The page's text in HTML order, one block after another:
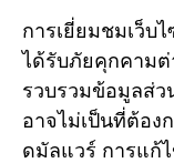
การเยี่ยมชมเว็บ
ได้รับภัยคุกคามต่
รวบรวมข้อมูลส่
อาจไม่เป็นที่ต้อง
ดมัลแวร์ การแ